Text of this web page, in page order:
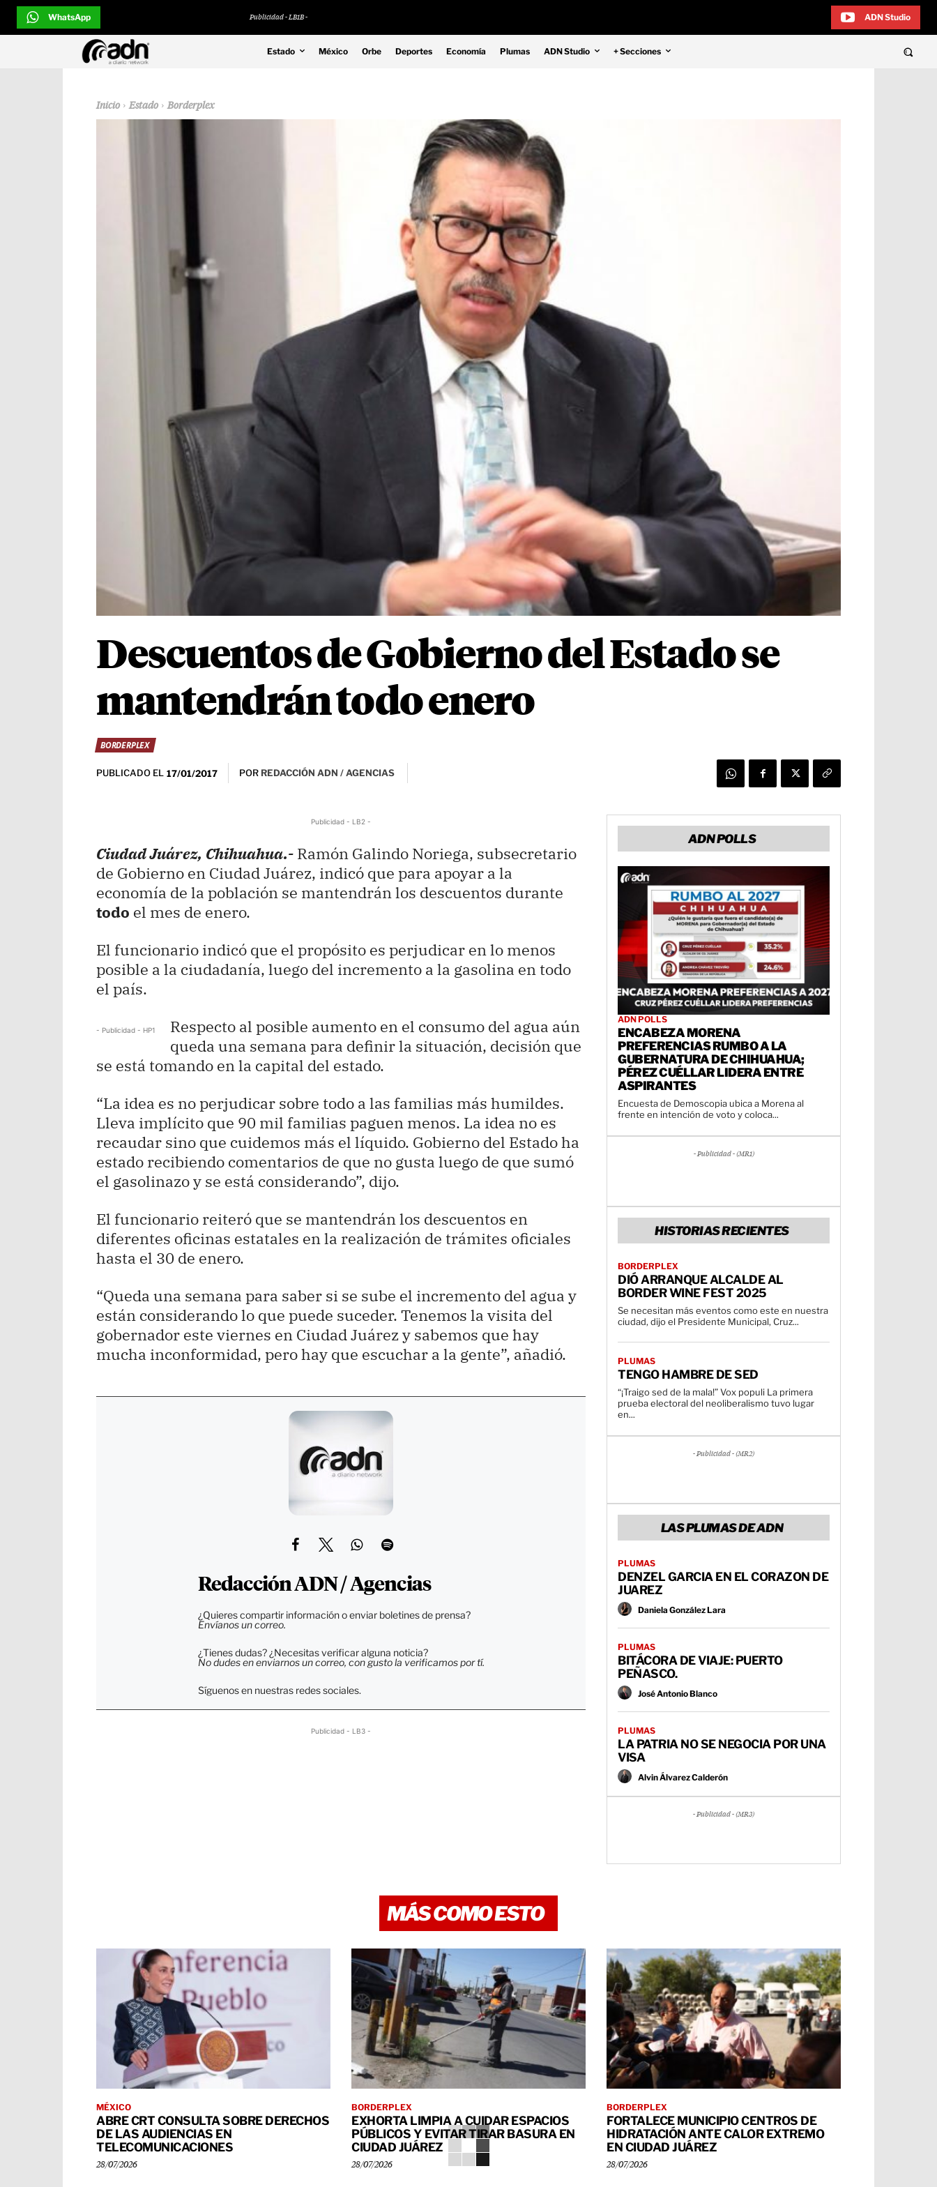
WhatsApp Publicidad - LB1B - ADN Studio
Estado México Orbe Deportes Economía Plumas ADN Studio + Secciones
Inicio Estado Borderplex
Descuentos de Gobierno del Estado se
mantendrán todo enero
BORDERPLEX
PUBLICADO EL 17/01/2017 POR REDACCIÓN ADN / AGENCIAS
Publicidad - LB2 -
Ciudad Juárez, Chihuahua.- Ramón Galindo Noriega, subsecretario
de Gobierno en Ciudad Juárez, indicó que para apoyar a la
economía de la población se mantendrán los descuentos durante
todo el mes de enero.
El funcionario indicó que el propósito es perjudicar en lo menos
posible a la ciudadanía, luego del incremento a la gasolina en todo
el país.
- Publicidad - HP1
Respecto al posible aumento en el consumo del agua aún
queda una semana para definir la situación, decisión que
se está tomando en la capital del estado.
“La idea es no perjudicar sobre todo a las familias más humildes.
Lleva implícito que 90 mil familias paguen menos. La idea no es
recaudar sino que cuidemos más el líquido. Gobierno del Estado ha
estado recibiendo comentarios de que no gusta luego de que sumó
el gasolinazo y se está considerando”, dijo.
El funcionario reiteró que se mantendrán los descuentos en
diferentes oficinas estatales en la realización de trámites oficiales
hasta el 30 de enero.
“Queda una semana para saber si se sube el incremento del agua y
están considerando lo que puede suceder. Tenemos la visita del
gobernador este viernes en Ciudad Juárez y sabemos que hay
mucha inconformidad, pero hay que escuchar a la gente”, añadió.
Redacción ADN / Agencias
¿Quieres compartir información o enviar boletines de prensa?
Envíanos un correo.
¿Tienes dudas? ¿Necesitas verificar alguna noticia?
No dudes en enviarnos un correo, con gusto la verificamos por tí.
Síguenos en nuestras redes sociales.
Publicidad - LB3 -
ADN POLLS
ADN POLLS
ENCABEZA MORENA
PREFERENCIAS RUMBO A LA
GUBERNATURA DE CHIHUAHUA;
PÉREZ CUÉLLAR LIDERA ENTRE
ASPIRANTES
Encuesta de Demoscopia ubica a Morena al
frente en intención de voto y coloca...
- Publicidad - (MR1)
HISTORIAS RECIENTES
BORDERPLEX
DIÓ ARRANQUE ALCALDE AL
BORDER WINE FEST 2025
Se necesitan más eventos como este en nuestra
ciudad, dijo el Presidente Municipal, Cruz...
PLUMAS
TENGO HAMBRE DE SED
“¡Traigo sed de la mala!” Vox populi La primera
prueba electoral del neoliberalismo tuvo lugar
en...
- Publicidad - (MR2)
LAS PLUMAS DE ADN
PLUMAS
DENZEL GARCIA EN EL CORAZON DE
JUAREZ
Daniela González Lara
PLUMAS
BITÁCORA DE VIAJE: PUERTO
PEÑASCO.
José Antonio Blanco
PLUMAS
LA PATRIA NO SE NEGOCIA POR UNA
VISA
Alvin Álvarez Calderón
- Publicidad - (MR3)
MÁS COMO ESTO
MÉXICO
ABRE CRT CONSULTA SOBRE DERECHOS
DE LAS AUDIENCIAS EN
TELECOMUNICACIONES
28/07/2026
BORDERPLEX
EXHORTA LIMPIA A CUIDAR ESPACIOS
PÚBLICOS Y EVITAR TIRAR BASURA EN
CIUDAD JUÁREZ
28/07/2026
BORDERPLEX
FORTALECE MUNICIPIO CENTROS DE
HIDRATACIÓN ANTE CALOR EXTREMO
EN CIUDAD JUÁREZ
28/07/2026